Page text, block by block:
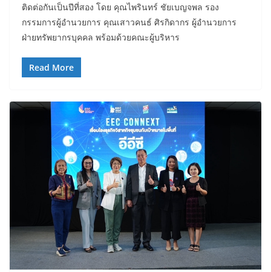
ติดต่อกันเป็นปีที่สอง โดย คุณไพรินทร์ ชัยเบญจพล รอง
กรรมการผู้อำนวยการ คุณเสาวคนธ์ ศิรกิดากร ผู้อำนวยการ
ฝ่ายทรัพยากรบุคคล พร้อมด้วยคณะผู้บริหาร
Read More